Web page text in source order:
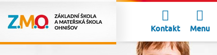
Menu
Kontakt